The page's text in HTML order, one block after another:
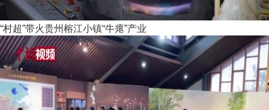
“村超”带火贵州榕江小镇“牛瘪”产业